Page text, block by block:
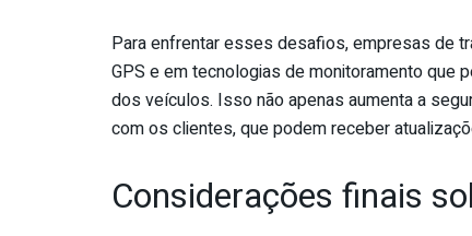
Para enfrentar esses desafios, empresas de
GPS e em tecnologias de monitoramento que
dos veículos. Isso não apenas aumenta a
com os clientes, que podem receber
Considerações finais